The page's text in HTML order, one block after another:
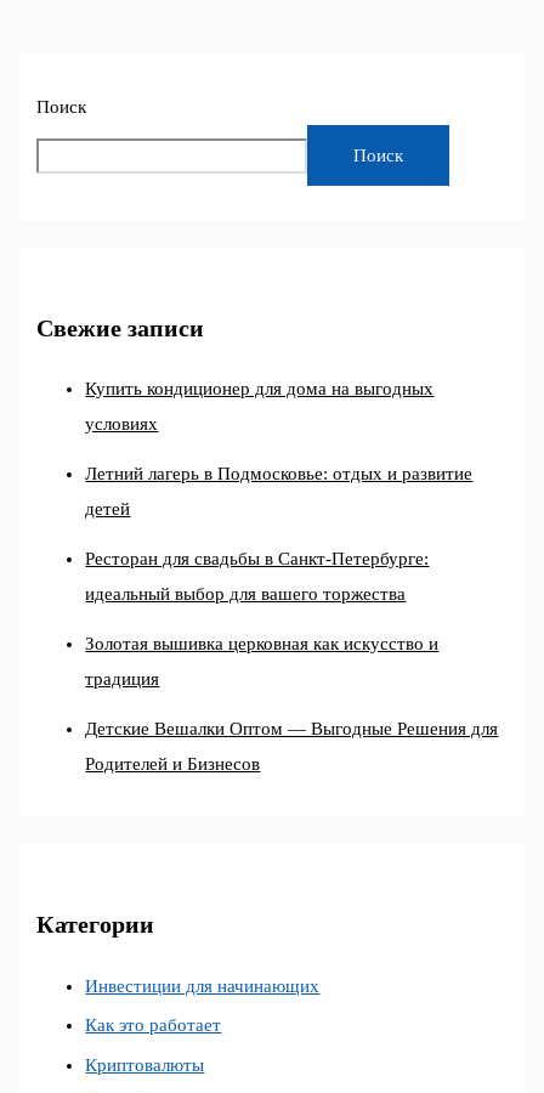
Поиск
Поиск
Свежие записи
Купить кондиционер для дома на выгодных
условиях
Летний лагерь в Подмосковье: отдых и развитие
детей
Ресторан для свадьбы в Санкт-Петербурге:
идеальный выбор для вашего торжества
Золотая вышивка церковная как искусство и
традиция
Детские Вешалки Оптом — Выгодные Решения для
Родителей и Бизнесов
Категории
Инвестиции для начинающих
Как это работает
Криптовалюты